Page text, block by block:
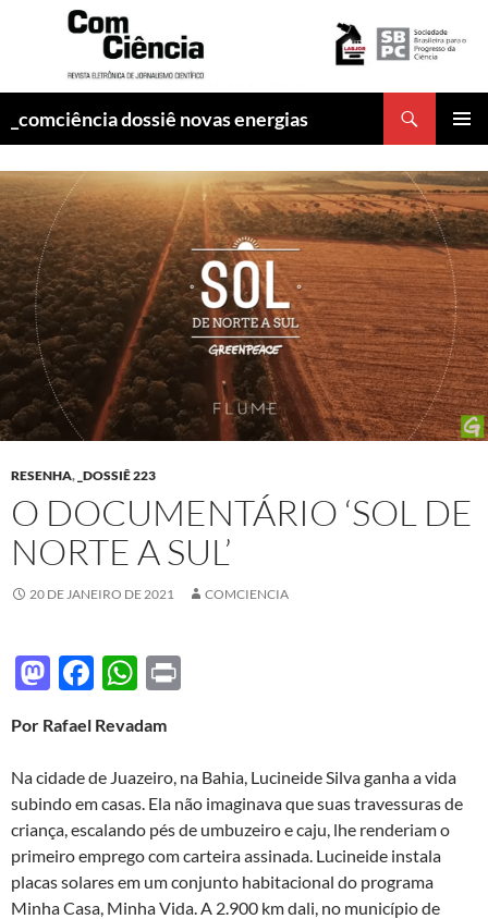
_comciência dossiê novas energias
O
CONTEÚDO
RESENHA, _DOSSIÊ 223
O DOCUMENTÁRIO ‘SOL DE
NORTE A SUL’
20 DE JANEIRO DE 2021 COMCIENCIA
M
to
d
o
n
F
e
b
o
o
k
W
at
s
A
p
p
Por Rafael Revadam
Na cidade de Juazeiro, na Bahia, Lucineide Silva ganha a vida
subindo em casas. Ela não imaginava que suas travessuras de
criança, escalando pés de umbuzeiro e caju, lhe renderiam o
primeiro emprego com carteira assinada. Lucineide instala
placas solares em um conjunto habitacional do programa
Minha Casa, Minha Vida. A 2.900 km dali, no município de